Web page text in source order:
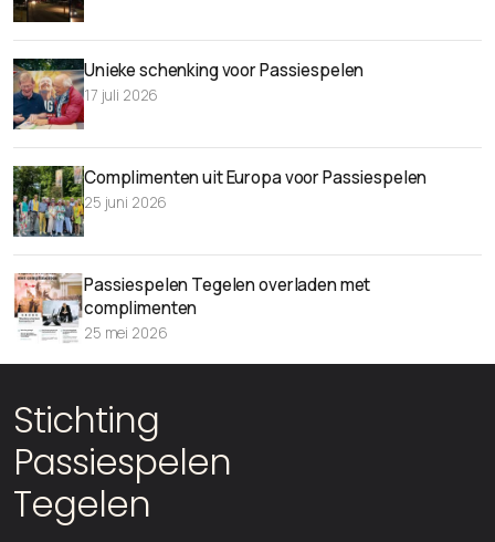
Unieke schenking voor Passiespelen
17 juli 2026
Complimenten uit Europa voor Passiespelen
25 juni 2026
Passiespelen Tegelen overladen met
complimenten
25 mei 2026
Stichting
Passiespelen
Tegelen